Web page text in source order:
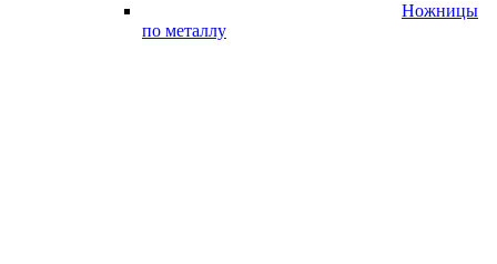
Ножницы
по металлу